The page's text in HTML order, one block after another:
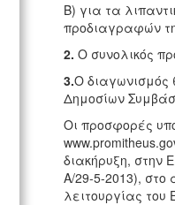
Β) για τα
προδιαγραφών
2. Ο συνολικός
3.Ο διαγωνισμός
Δημοσίων
Οι προσφορές
διακήρυξη,
Α/29-5-2013), στο
λειτουργίας